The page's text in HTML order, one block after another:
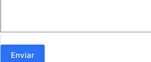
Enviar